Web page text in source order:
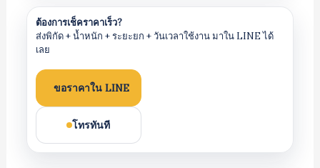
ต้องการเช็คราคาเร็ว?
ส่งพิกัด + น้ำหนัก + ระยะยก + วันเวลาใช้งาน มาใน LINE ได้
เลย
ขอราคาใน LINE
โทรทันที